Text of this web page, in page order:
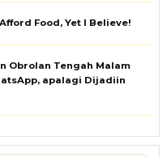
Food, Yet I Believe!
Obrolan Tengah Malam
apalagi Dijadiin